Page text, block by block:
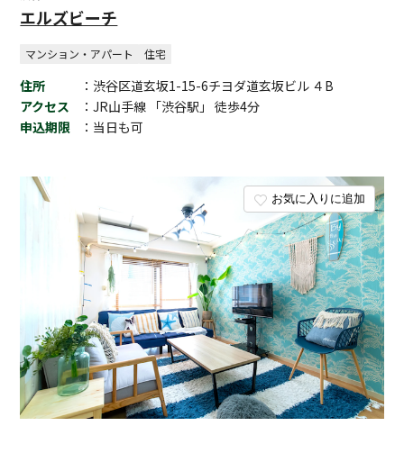
お気に入りに追加
エルズビーチ
マンション・アパート 住宅
住所
：渋谷区道玄坂1-15-6チヨダ道玄坂ビル ４B
アクセス
：JR山手線 「渋谷駅」 徒歩4分
申込期限
：当日も可